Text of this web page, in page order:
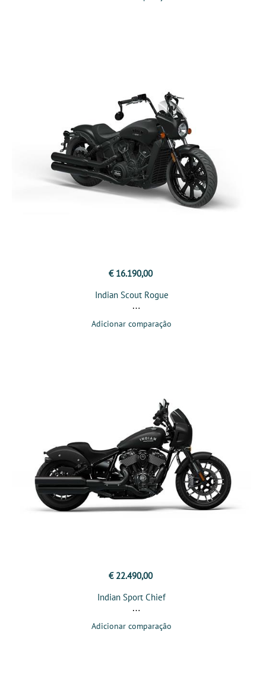
€ 16.190,00
Indian Scout Rogue
Adicionar comparação
€ 22.490,00
Indian Sport Chief
Adicionar comparação